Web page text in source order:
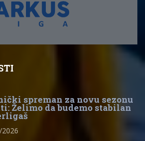
spreman za novu sezonu
Želimo da budemo stabilan